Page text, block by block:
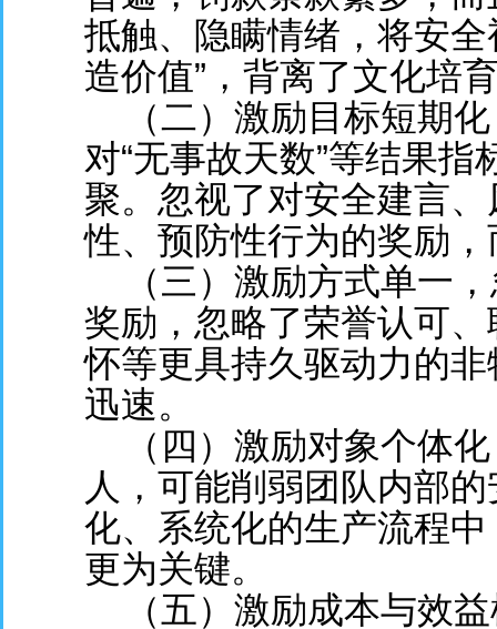
抵触、隐瞒情绪，将安全
造价值”，背离了文化培
（二）激励目标短期化
对“无事故天数”等结果
聚。忽视了对安全建言
性、预防性行为的奖励
（三）激励方式单一，
奖励，忽略了荣誉认可
怀等更具持久驱动力的
迅速。
（四）激励对象个体化
人，可能削弱团队内部
化、系统化的生产流程
更为关键。
（五）激励成本与效益